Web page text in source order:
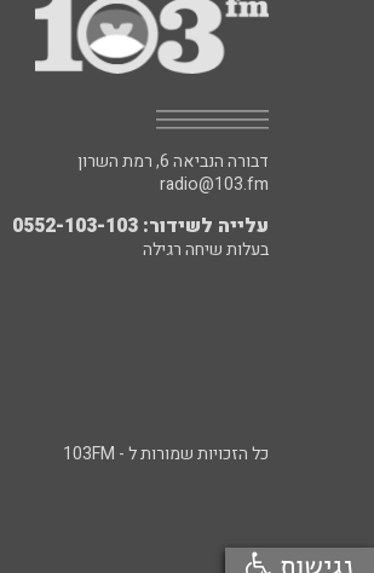
דבורה הנביאה 6, רמת השרון
radio@103.fm
עלייה לשידור: 0552-103-103
בעלות שיחה רגילה
כל הזכויות שמורות ל - 103FM